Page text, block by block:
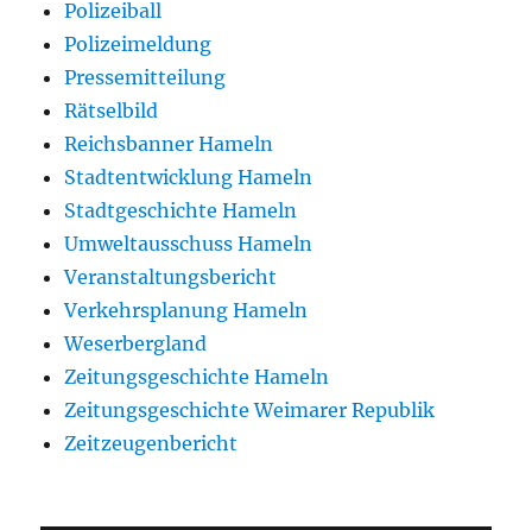
Polizeiball
Polizeimeldung
Pressemitteilung
Rätselbild
Reichsbanner Hameln
Stadtentwicklung Hameln
Stadtgeschichte Hameln
Umweltausschuss Hameln
Veranstaltungsbericht
Verkehrsplanung Hameln
Weserbergland
Zeitungsgeschichte Hameln
Zeitungsgeschichte Weimarer Republik
Zeitzeugenbericht